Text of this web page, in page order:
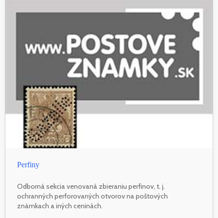
Perfiny
Odborná sekcia venovaná zbieraniu perfinov, t. j.
ochranných perforovaných otvorov na poštových
známkach a iných ceninách.